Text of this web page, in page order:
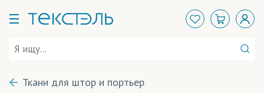
Ткани для штор и портьер